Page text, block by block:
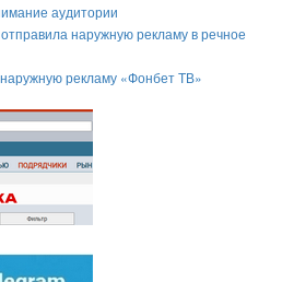
аудитории
наружную рекламу в речное
рекламу «Фонбет ТВ»